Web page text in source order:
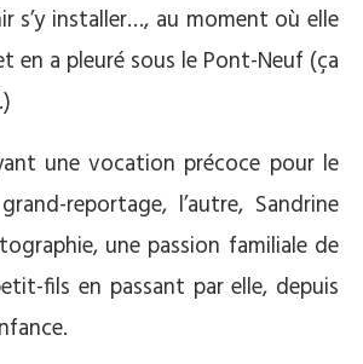
s’y installer…, au moment où elle
en a pleuré sous le Pont-Neuf (ça
une vocation précoce pour le
reportage, l’autre, Sandrine
une passion familiale de
fils en passant par elle, depuis